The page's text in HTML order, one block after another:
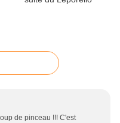
de pinceau !!! C'est